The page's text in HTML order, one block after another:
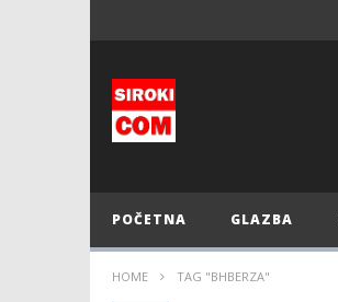
POČETNA GLAZBA
HOME TAG "BHBERZA"